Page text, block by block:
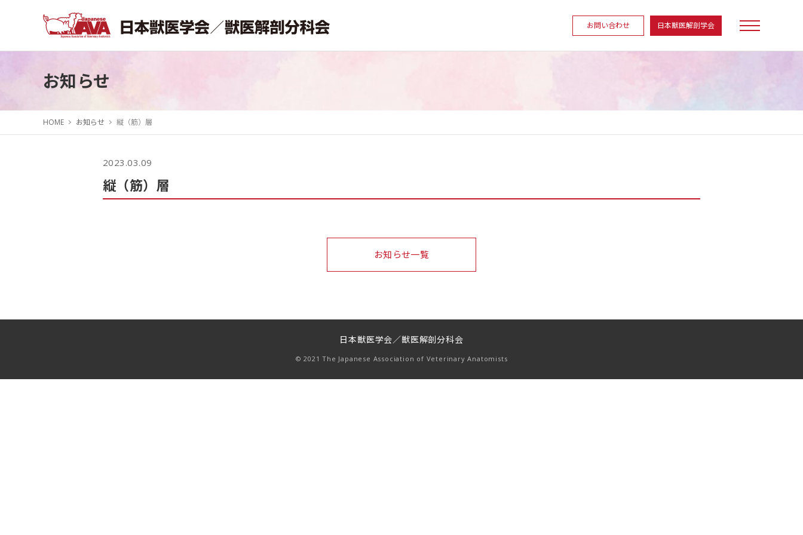
お問い合わせ 日本獣医解剖学会
お知らせ
HOME お知らせ 縦（筋）層
2023.03.09
縦（筋）層
お知らせ一覧
日本獣医学会／獣医解剖分科会
© 2021 The Japanese Association of Veterinary Anatomists